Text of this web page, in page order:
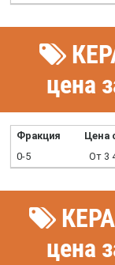
цена
Фракция Цена
0-5
От 3
цена